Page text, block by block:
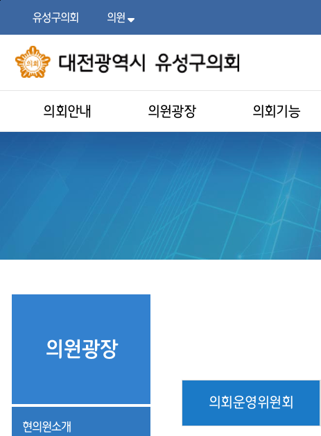
유성구의회 의원 목록
열기
의회안내 의원광장 의회기능
의원광장
현의원소개
의회운영위원회